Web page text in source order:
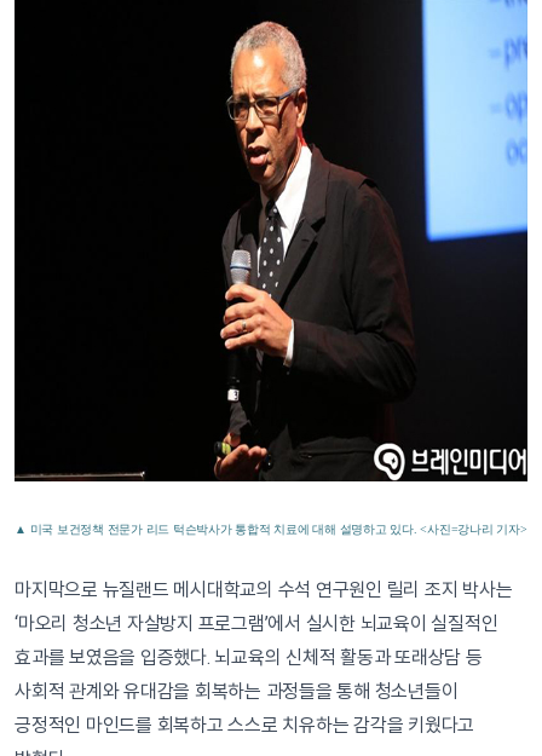
▲ 미국 보건정책 전문가 리드 턱슨박사가 통합적 치료에 대해 설명하고 있다. <사진=강나리 기자>
마지막으로 뉴질랜드 메시대학교의 수석 연구원인 릴리 조지 박사는
‘마오리 청소년 자살방지 프로그램’에서 실시한 뇌교육이 실질적인
효과를 보였음을 입증했다. 뇌교육의 신체적 활동과 또래상담 등
사회적 관계와 유대감을 회복하는 과정들을 통해 청소년들이
긍정적인 마인드를 회복하고 스스로 치유하는 감각을 키웠다고